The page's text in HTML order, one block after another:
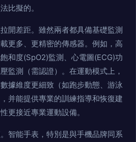
比擬的。
開差距。雖然兩者都具備基礎監測
更多、更精密的傳感器。例如，高
和度(SpO2)監測、心電圖(ECG)功
監測（需認證）。在運動模式上，
據維度更細致（如跑步動態、游泳
并能提供專業的訓練指導和恢復建
更接近專業運動設備。
智能手表，特別是與手機品牌同系